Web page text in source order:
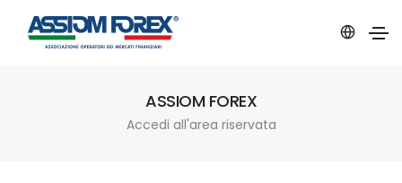
ASSIOM FOREX
Accedi all'area riservata